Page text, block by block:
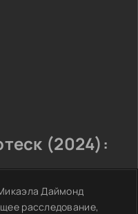
(2024):
Даймонд
расследование,